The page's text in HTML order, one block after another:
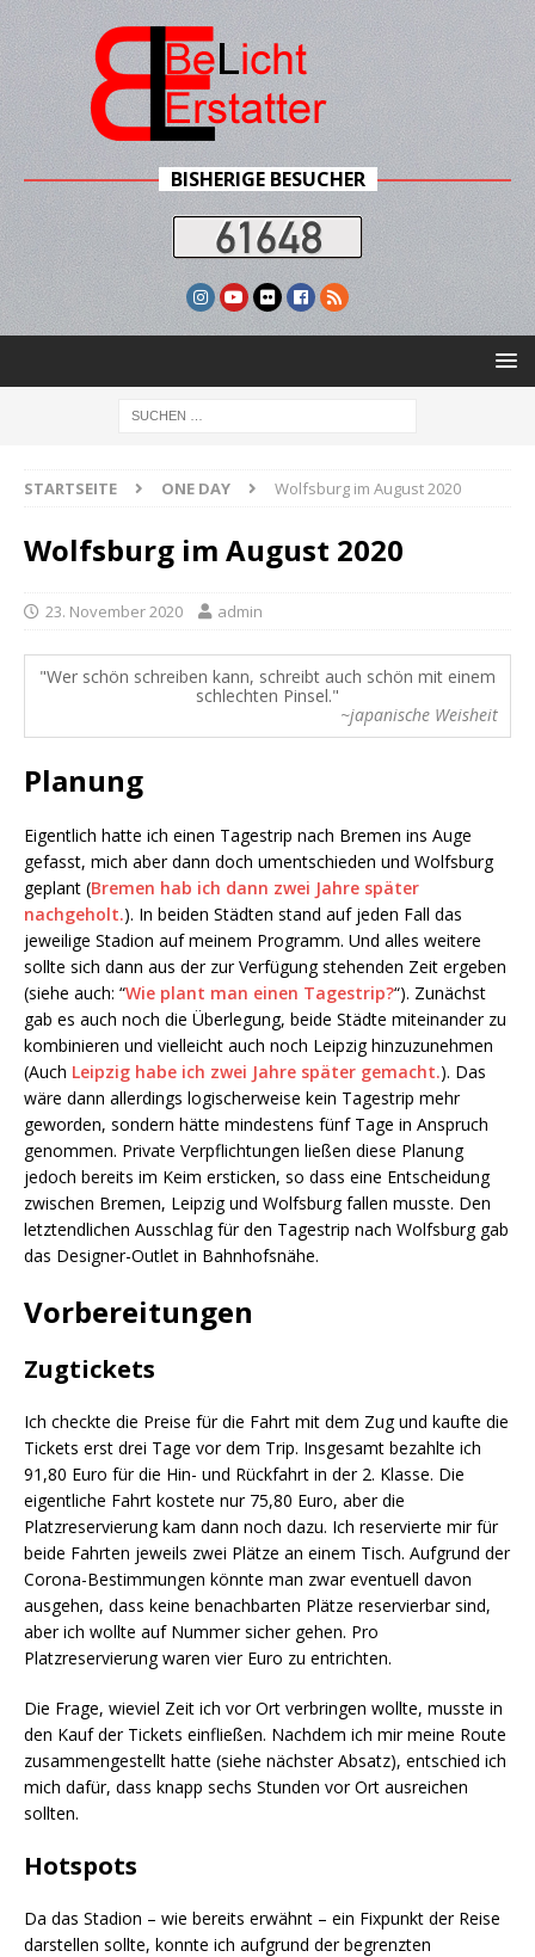
BISHERIGE BESUCHER
STARTSEITE ONE DAY Wolfsburg im August 2020
Wolfsburg im August 2020
23. November 2020 admin
Wer schön schreiben kann, schreibt auch schön mit einem
schlechten Pinsel.
~japanische Weisheit
Planung
Eigentlich hatte ich einen Tagestrip nach Bremen ins Auge
gefasst, mich aber dann doch umentschieden und Wolfsburg
geplant (Bremen hab ich dann zwei Jahre später
nachgeholt.). In beiden Städten stand auf jeden Fall das
jeweilige Stadion auf meinem Programm. Und alles weitere
sollte sich dann aus der zur Verfügung stehenden Zeit ergeben
(siehe auch: “Wie plant man einen Tagestrip?“). Zunächst
gab es auch noch die Überlegung, beide Städte miteinander zu
kombinieren und vielleicht auch noch Leipzig hinzuzunehmen
(Auch Leipzig habe ich zwei Jahre später gemacht.). Das
wäre dann allerdings logischerweise kein Tagestrip mehr
geworden, sondern hätte mindestens fünf Tage in Anspruch
genommen. Private Verpflichtungen ließen diese Planung
jedoch bereits im Keim ersticken, so dass eine Entscheidung
zwischen Bremen, Leipzig und Wolfsburg fallen musste. Den
letztendlichen Ausschlag für den Tagestrip nach Wolfsburg gab
das Designer-Outlet in Bahnhofsnähe.
Vorbereitungen
Zugtickets
Ich checkte die Preise für die Fahrt mit dem Zug und kaufte die
Tickets erst drei Tage vor dem Trip. Insgesamt bezahlte ich
91,80 Euro für die Hin- und Rückfahrt in der 2. Klasse. Die
eigentliche Fahrt kostete nur 75,80 Euro, aber die
Platzreservierung kam dann noch dazu. Ich reservierte mir für
beide Fahrten jeweils zwei Plätze an einem Tisch. Aufgrund der
Corona-Bestimmungen könnte man zwar eventuell davon
ausgehen, dass keine benachbarten Plätze reservierbar sind,
aber ich wollte auf Nummer sicher gehen. Pro
Platzreservierung waren vier Euro zu entrichten.
Die Frage, wieviel Zeit ich vor Ort verbringen wollte, musste in
den Kauf der Tickets einfließen. Nachdem ich mir meine Route
zusammengestellt hatte (siehe nächster Absatz), entschied ich
mich dafür, dass knapp sechs Stunden vor Ort ausreichen
sollten.
Hotspots
Da das Stadion – wie bereits erwähnt – ein Fixpunkt der Reise
darstellen sollte, konnte ich aufgrund der begrenzten